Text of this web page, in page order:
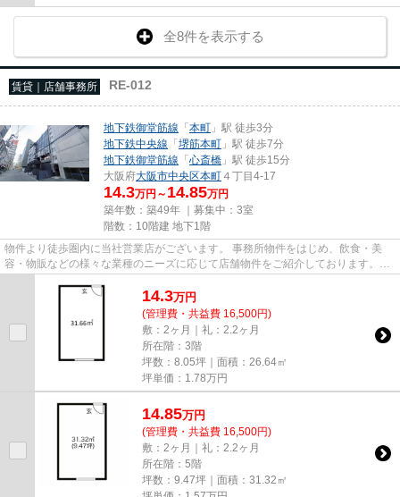
全8件を表示する
賃貸｜店舗事務所 RE-012
地下鉄御堂筋線 「本町 」駅 徒歩3分
地下鉄中央線 「堺筋本町 」駅 徒歩7分
地下鉄御堂筋線 「心斎橋 」駅 徒歩15分
大阪府大阪市中央区本町 ４丁目4-17
14.3万円～ 14.85万円
築年数：築49年 ｜募集中： 3室
階数：10階建 地下1階
物件より徒歩圏内に当社営業店がございます。 事務所物件をはじめ、飲食・美
容・物販などの様々な業種のニーズに応じて店舗物件をご紹介しております。
尚、弊社ではおとり広告は一切...
14.3万円
(管理費・共益費 16,500円)
敷：2ヶ月｜礼：2.2ヶ月
所在階：3階
坪数：8.05坪｜面積：26.64㎡
坪単価： 1.78万円
14.85万円
(管理費・共益費 16,500円)
敷：2ヶ月｜礼：2.2ヶ月
所在階：5階
坪数：9.47坪｜面積：31.32㎡